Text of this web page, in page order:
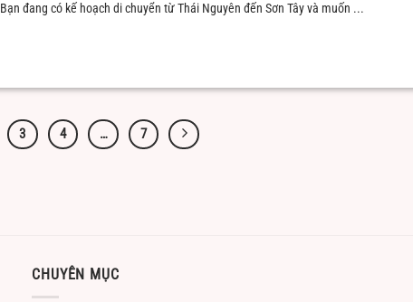
Bạn đang có kế hoạch di chuyển từ Thái Nguyên đến Sơn Tây và muốn ...
3 4 … 7
CHUYÊN MỤC